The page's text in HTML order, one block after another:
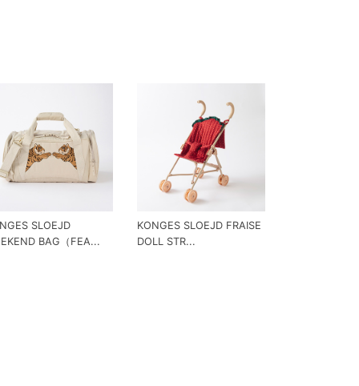
SLOEJD
BAG（FEA...
KONGES SLOEJD FRAISE
DOLL STR...